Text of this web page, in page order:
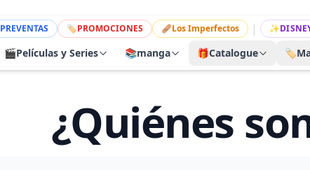
PREVENTAS 🏷PROMOCIONES 🩹Los Imperfectos | ✨
🎬Películas y Series 📚manga 🎁Catalogue 🏷️
¿Quiénes